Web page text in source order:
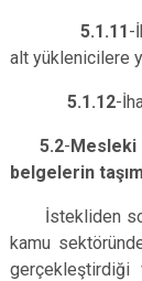
5.1.11-
alt yüklenicilere
5.1.12-
5.2-
belgelerin
İstekliden
kamu
gerçekleştirdiği